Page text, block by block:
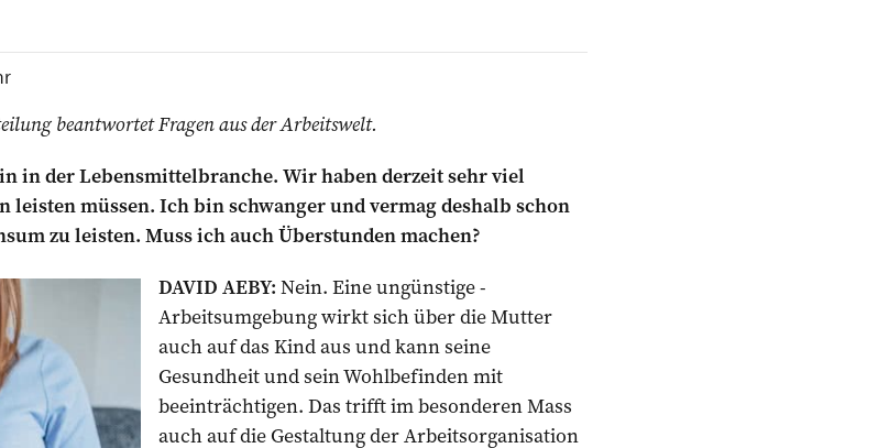
­beantwortet Fragen aus der Arbeitswelt.
in der Lebensmittelbranche. Wir haben derzeit sehr viel
müssen. Ich bin schwanger und vermag deshalb schon
zu leisten. Muss ich auch Überstunden machen?
DAVID AEBY: Nein. Eine ungünstige ­
Arbeitsumgebung wirkt sich über die Mutter
auch auf das Kind aus und kann ­seine
Gesundheit und sein Wohlbefinden mit
beeinträchtigen. Das trifft im besonderen Mass
auch auf die Gestaltung der Arbeitsorganisation